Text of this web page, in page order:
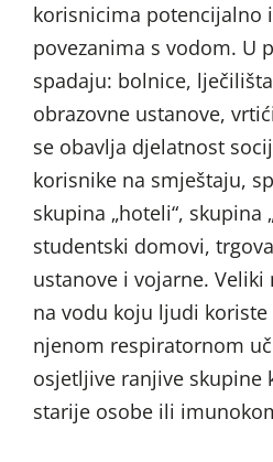
korisnicima potencijalno
povezanima s vodom. U
spadaju: bolnice,
obrazovne ustanove,
se obavlja djelatnost
korisnike na smještaju,
skupina „hoteli“, skupina
studentski domovi,
ustanove i vojarne. Veliki
na vodu koju ljudi koriste
njenom respiratornom
osjetljive ranjive skupine
starije osobe ili